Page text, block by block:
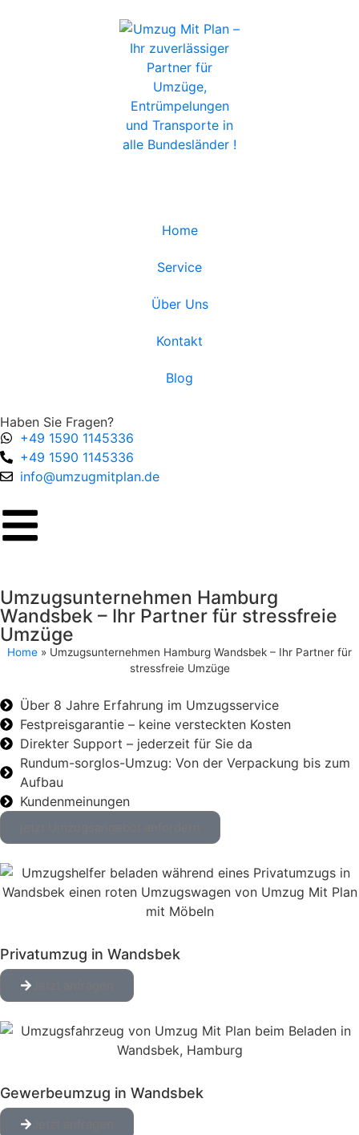
Home
Service
Über Uns
Kontakt
Blog
Haben Sie Fragen?
+49 1590 1145336
+49 1590 1145336
info@umzugmitplan.de
Umzugsunternehmen Hamburg
Wandsbek – Ihr Partner für stressfreie
Umzüge
Home » Umzugsunternehmen Hamburg Wandsbek – Ihr Partner für
stressfreie Umzüge
Über 8 Jahre Erfahrung im Umzugsservice
Festpreisgarantie – keine versteckten Kosten
Direkter Support – jederzeit für Sie da
Rundum-sorglos-Umzug: Von der Verpackung bis zum
Aufbau
Kundenmeinungen
Privatumzug in Wandsbek
Gewerbeumzug in Wandsbek